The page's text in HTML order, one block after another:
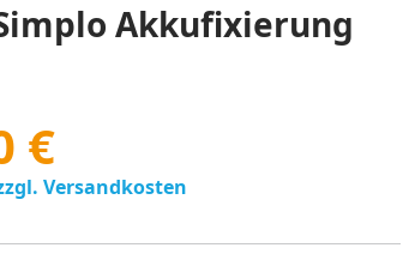
Akkufixierung
€
Versandkosten